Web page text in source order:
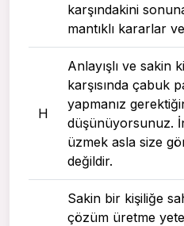
karşındakini
mantıklı kararlar
H
Anlayışlı ve sakin
karşısında çabuk
yapmanız
düşünüyorsunuz.
üzmek asla size
değildir.
Sakin bir kişiliğe
çözüm üretme